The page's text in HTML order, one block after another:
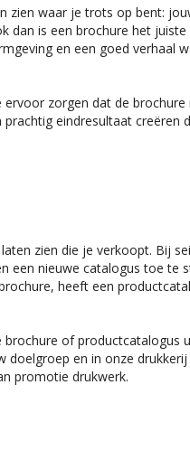
zien waar je trots op bent:
dan is een brochure het juiste
en een goed verhaal
zorgen dat de
eindresultaat creëren
zien die je verkoopt. Bij
een nieuwe catalogus toe te
heeft een
of productcatalogus
en in onze
promotie drukwerk.